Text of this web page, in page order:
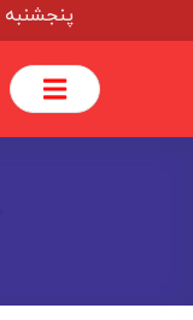
پنجشنبه 15 مرداد